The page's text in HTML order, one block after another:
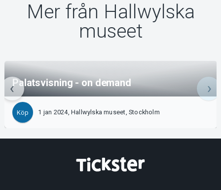
Mer från Hallwylska
museet
Palatsvisning - on demand
Köp 1 jan 2024, Hallwylska museet, Stockholm